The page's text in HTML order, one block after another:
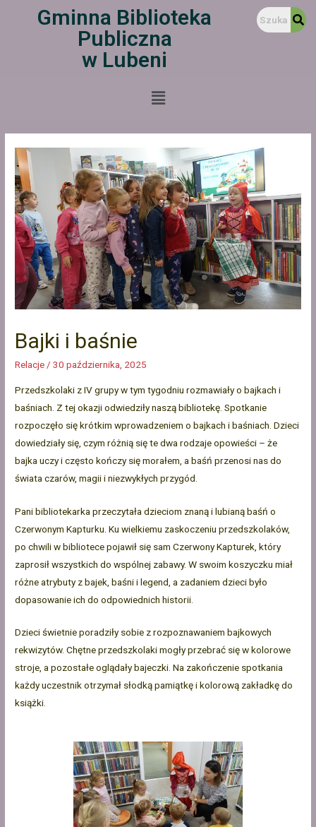
Gminna Biblioteka
Publiczna
w Lubeni
Bajki i baśnie
Relacje /30 października, 2025
Przedszkolaki z IV grupy w tym tygodniu rozmawiały o bajkach i
baśniach. Z tej okazji odwiedziły naszą bibliotekę. Spotkanie
rozpoczęło się krótkim wprowadzeniem o bajkach i baśniach. Dzieci
dowiedziały się, czym różnią się te dwa rodzaje opowieści – że
bajka uczy i często kończy się morałem, a baśń przenosi nas do
świata czarów, magii i niezwykłych przygód.
Pani bibliotekarka przeczytała dzieciom znaną i lubianą baśń o
Czerwonym Kapturku. Ku wielkiemu zaskoczeniu przedszkolaków,
po chwili w bibliotece pojawił się sam Czerwony Kapturek, który
zaprosił wszystkich do wspólnej zabawy. W swoim koszyczku miał
różne atrybuty z bajek, baśni i legend, a zadaniem dzieci było
dopasowanie ich do odpowiednich historii.
Dzieci świetnie poradziły sobie z rozpoznawaniem bajkowych
rekwizytów. Chętne przedszkolaki mogły przebrać się w kolorowe
stroje, a pozostałe oglądały bajeczki. Na zakończenie spotkania
każdy uczestnik otrzymał słodką pamiątkę i kolorową zakładkę do
książki.